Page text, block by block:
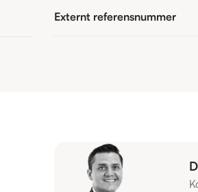
Externt referensnummer